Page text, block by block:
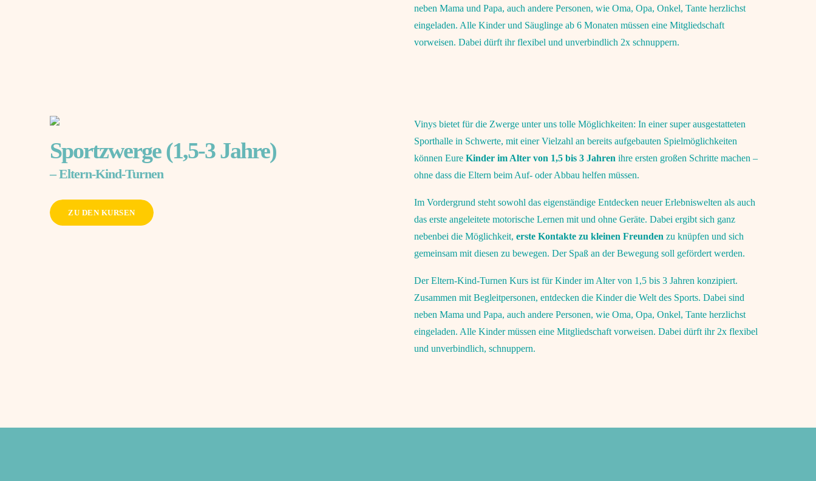
neben Mama und Papa, auch andere Personen, wie Oma, Opa, Onkel, Tante herzlichst
eingeladen. Alle Kinder und Säuglinge ab 6 Monaten müssen eine Mitgliedschaft
vorweisen. Dabei dürft ihr flexibel und unverbindlich 2x schnuppern.
Sportzwerge (1,5-3 Jahre)
– Eltern-Kind-Turnen
ZU DEN KURSEN
Vinys bietet für die Zwerge unter uns tolle Möglichkeiten: In einer super ausgestatteten
Sporthalle in Schwerte, mit einer Vielzahl an bereits aufgebauten Spielmöglichkeiten
können Eure Kinder im Alter von 1,5 bis 3 Jahren ihre ersten großen Schritte machen –
ohne dass die Eltern beim Auf- oder Abbau helfen müssen.
Im Vordergrund steht sowohl das eigenständige Entdecken neuer Erlebniswelten als auch
das erste angeleitete motorische Lernen mit und ohne Geräte. Dabei ergibt sich ganz
nebenbei die Möglichkeit, erste Kontakte zu kleinen Freunden zu knüpfen und sich
gemeinsam mit diesen zu bewegen. Der Spaß an der Bewegung soll gefördert werden.
Der Eltern-Kind-Turnen Kurs ist für Kinder im Alter von 1,5 bis 3 Jahren konzipiert.
Zusammen mit Begleitpersonen, entdecken die Kinder die Welt des Sports. Dabei sind
neben Mama und Papa, auch andere Personen, wie Oma, Opa, Onkel, Tante herzlichst
eingeladen. Alle Kinder müssen eine Mitgliedschaft vorweisen. Dabei dürft ihr 2x flexibel
und unverbindlich, schnuppern.